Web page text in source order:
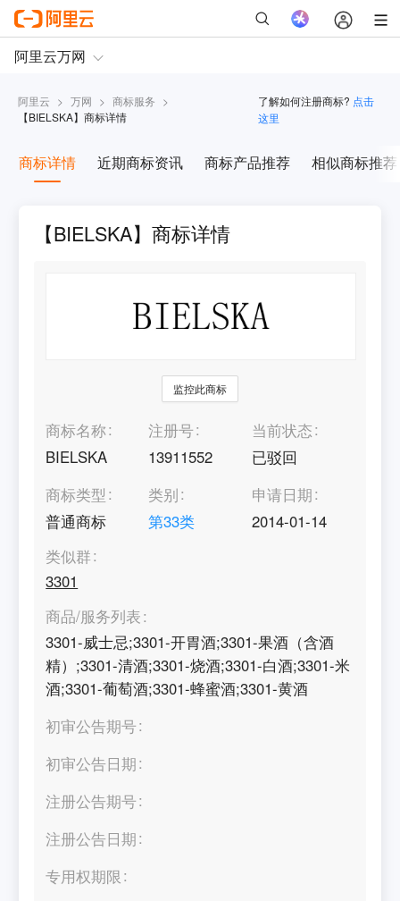
阿里云 > 万网 > 商标服务 >
【BIELSKA】商标详情
了解如何注册商标? 点击
这里
商标详情 近期商标资讯 商标产品推荐 相似商标推荐
【BIELSKA】商标详情
监控此商标
商标名称
BIELSKA
注册号
13911552
当前状态
已驳回
商标类型
普通商标
类别
第33类
申请日期
2014-01-14
类似群
3301
商品/服务列表
3301-威士忌;3301-开胃酒;3301-果酒（含酒
精）;3301-清酒;3301-烧酒;3301-白酒;3301-米
酒;3301-葡萄酒;3301-蜂蜜酒;3301-黄酒
初审公告期号
初审公告日期
注册公告期号
注册公告日期
专用权期限